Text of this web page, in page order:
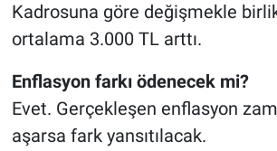
Kadrosuna göre değişmekle
ortalama 3.000 TL arttı.
Enflasyon farkı ödenecek mi?
Evet. Gerçekleşen enflasyon zam
aşarsa fark yansıtılacak.